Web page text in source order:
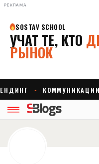
РЕКЛАМА